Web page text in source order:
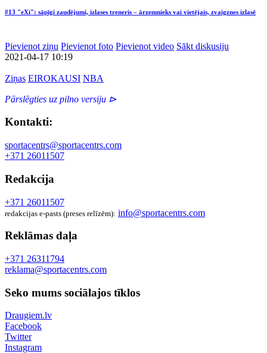
#13 "eXi": sāpīgi zaudējumi, izlases treneris – ārzemnieks vai vietējais, zvaigznes izlasē
Pievienot ziņu Pievienot foto Pievienot video Sākt diskusiju
2021-04-17 10:19
Ziņas EIROKAUSI NBA
Pārslēgties uz pilno versiju ⊳
Kontakti:
sportacentrs@sportacentrs.com
+371 26011507
Redakcija
+371 26011507
redakcijas e-pasts (preses relīzēm): info@sportacentrs.com
Reklāmas daļa
+371 26311794
reklama@sportacentrs.com
Seko mums sociālajos tīklos
Draugiem.lv
Facebook
Twitter
Instagram